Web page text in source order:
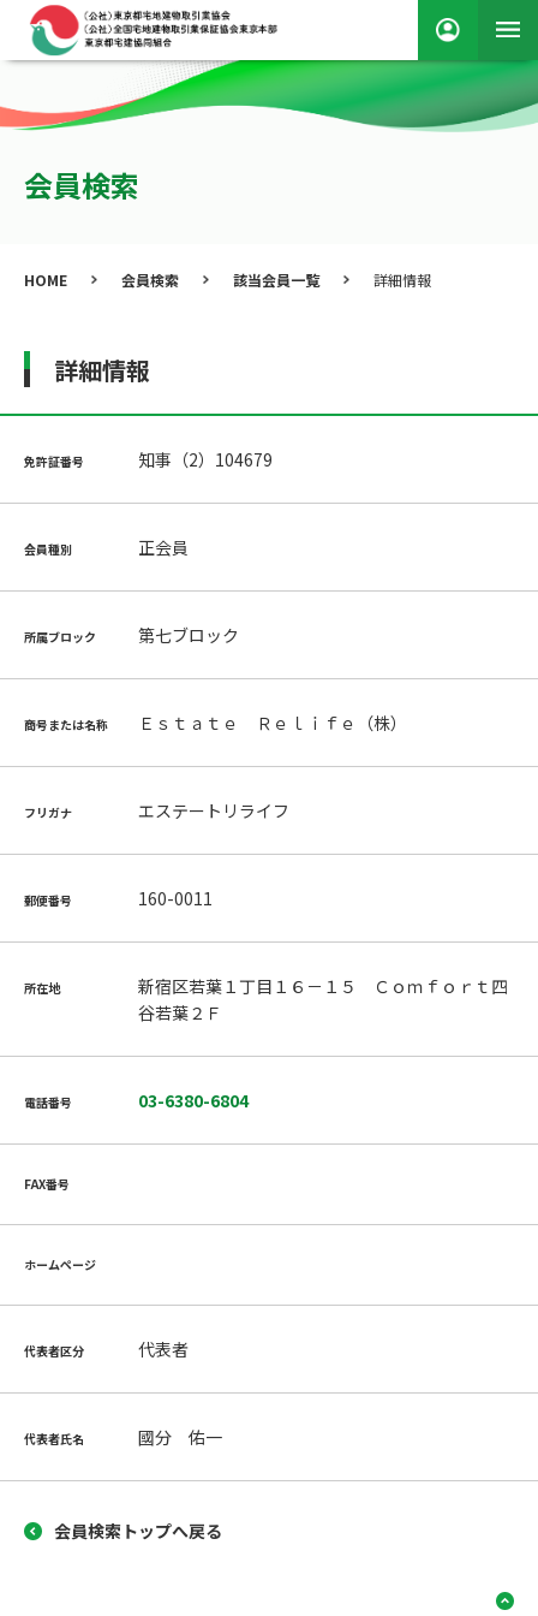
会員検索
HOME 会員検索 該当会員一覧 詳細情報
詳細情報
免許証番号 知事（2）104679
会員種別 正会員
所属ブロック 第七ブロック
商号または名称 Ｅｓｔａｔｅ Ｒｅｌｉｆｅ（株）
フリガナ エステートリライフ
郵便番号 160-0011
所在地
新宿区若葉１丁目１６－１５ Ｃｏｍｆｏｒｔ四
谷若葉２Ｆ
電話番号 03-6380-6804
FAX番号
ホームページ
代表者区分 代表者
代表者氏名 國分 佑一
会員検索トップへ戻る